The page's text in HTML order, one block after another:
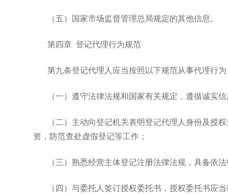
（五）国家市场监督管理总局规定的其他信息。
第四章 登记代理行为规范
第九条登记代理人应当按照以下规范从事代理行
（一）遵守法律法规和国家有关规定，遵循诚实
（二）主动向登记机关表明登记代理人身份及授
资，防范查处虚假登记等工作；
（三）熟悉经营主体登记注册法律法规，具备依
（四）与委托人签订授权委托书，授权委托书应